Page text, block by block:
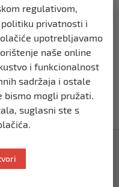
plaćati 50% manju
kompaniju iz Bihaća
web stranice
regulativom,
privatnosti i
upotrebljavamo
naše online
i funkcionalnost
sadržaja i ostale
bismo mogli pružati.
suglasni ste s